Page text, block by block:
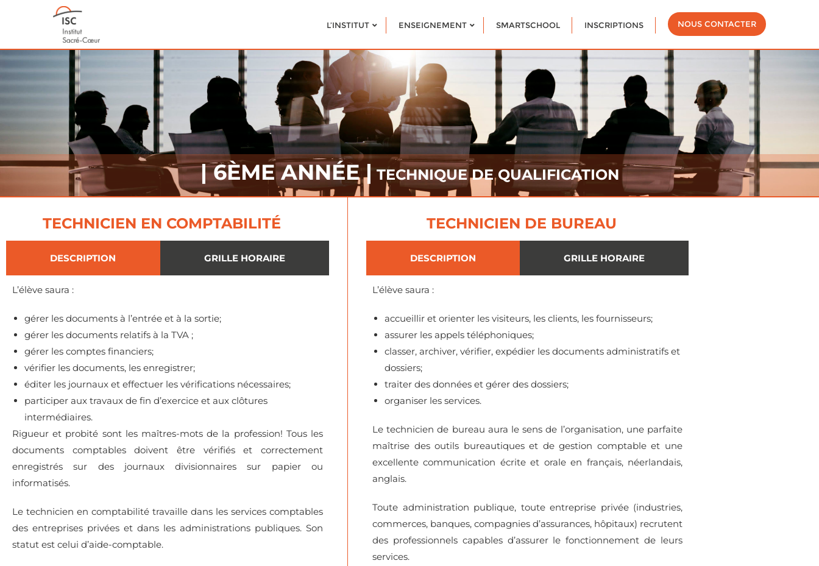
L’INSTITUT ENSEIGNEMENT SMARTSCHOOL INSCRIPTIONS NOUS CONTACTER
| 6ÈME ANNÉE |TECHNIQUE DE QUALIFICATION
TECHNICIEN EN COMPTABILITÉ
DESCRIPTION GRILLE HORAIRE
L’élève saura :
gérer les documents à l’entrée et à la sortie;
gérer les documents relatifs à la TVA ;
gérer les comptes financiers;
vérifier les documents, les enregistrer;
éditer les journaux et effectuer les vérifications nécessaires;
participer aux travaux de fin d’exercice et aux clôtures
intermédiaires.
Rigueur et probité sont les maîtres-mots de la profession! Tous les
documents comptables doivent être vérifiés et correctement
enregistrés sur des journaux divisionnaires sur papier ou
informatisés.
Le technicien en comptabilité travaille dans les services comptables
des entreprises privées et dans les administrations publiques. Son
statut est celui d’aide-comptable.
TECHNICIEN DE BUREAU
DESCRIPTION GRILLE HORAIRE
L’élève saura :
accueillir et orienter les visiteurs, les clients, les fournisseurs;
assurer les appels téléphoniques;
classer, archiver, vérifier, expédier les documents administratifs et
dossiers;
traiter des données et gérer des dossiers;
organiser les services.
Le technicien de bureau aura le sens de l’organisation, une parfaite
maîtrise des outils bureautiques et de gestion comptable et une
excellente communication écrite et orale en français, néerlandais,
anglais.
Toute administration publique, toute entreprise privée (industries,
commerces, banques, compagnies d’assurances, hôpitaux) recrutent
des professionnels capables d’assurer le fonctionnement de leurs
services.